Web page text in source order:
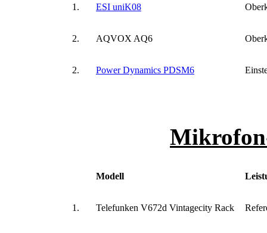
1. ESI uniK08
2. AQVOX AQ6
2. Power Dynamics PDSM6
Modell
1. Telefunken V672d Vintagecity Rack